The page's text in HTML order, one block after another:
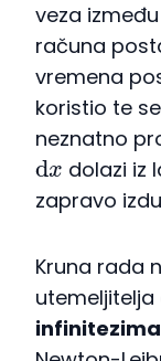
veza
računa
vremena
koristio te
neznatno
dx
dolazi iz
zapravo
Kruna rada
utemeljitelja